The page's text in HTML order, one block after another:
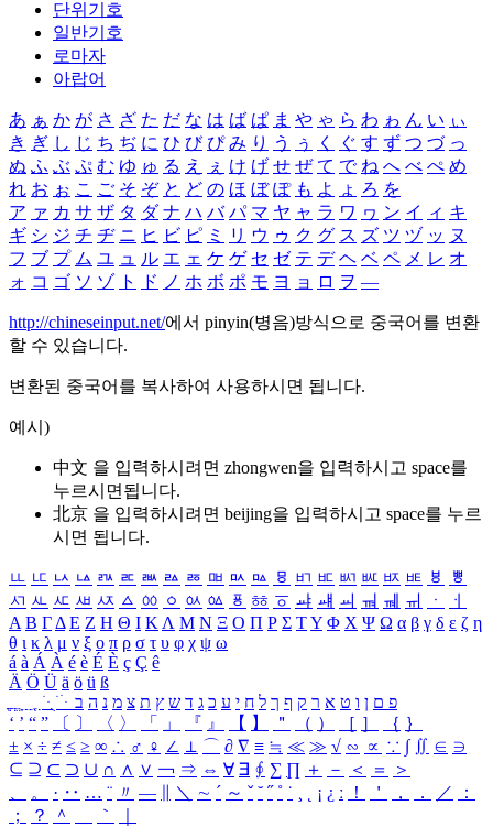
단위기호
일반기호
로마자
아랍어
あ ぁ か が さ ざ た だ な は ば ぱ ま や ゃ ら わ ゎ ん い ぃ
き ぎ し じ ち ぢ に ひ び ぴ み り う ぅ く ぐ す ず つ づ っ
ぬ ふ ぶ ぷ む ゆ ゅ る え ぇ け げ せ ぜ て で ね へ べ ぺ め
れ お ぉ こ ご そ ぞ と ど の ほ ぼ ぽ も よ ょ ろ を
ア ァ カ サ ザ タ ダ ナ ハ バ パ マ ヤ ャ ラ ワ ヮ ン イ ィ キ
ギ シ ジ チ ヂ ニ ヒ ビ ピ ミ リ ウ ゥ ク グ ス ズ ツ ヅ ッ ヌ
フ ブ プ ム ユ ュ ル エ ェ ケ ゲ セ ゼ テ デ ヘ ベ ペ メ レ オ
ォ コ ゴ ソ ゾ ト ド ノ ホ ボ ポ モ ヨ ョ ロ ヲ ―
http://chineseinput.net/에서 pinyin(병음)방식으로 중국어를 변환
할 수 있습니다.
변환된 중국어를 복사하여 사용하시면 됩니다.
예시)
中文 을 입력하시려면 zhongwen을 입력하시고 space를
누르시면됩니다.
北京 을 입력하시려면 beijing을 입력하시고 space를 누르
시면 됩니다.
ㅥ ㅦ ㅧ ㅨ ㅩ ㅪ ㅫ ㅬ ㅭ ㅮ ㅯ ㅰ ㅱ ㅲ ㅳ ㅴ ㅵ ㅶ ㅷ ㅸ
ㅹ
ㅺ ㅻ ㅼ ㅽ ㅾ ㅿ ㆀ ㆁ ㆂ ㆃ ㆄ ㆅ ㆆ ㆇ ㆈ ㆉ ㆊ ㆋ ㆌ ㆍ
ㆎ
Α Β ΓΔ Ε Ζ Η Θ Ι ΚΛ Μ Ν Ξ Ο Π Ρ Σ ΤΥ Φ Χ Ψ Ω α β γ δ ε ζ η
θ ι κ λ μ ν ξ ο π ρ σ τ υ φ χ ψ ω
á à Á À é è É È ç Ç ê
Ä Ö Ü ä ö ü ß
ִֶֹ ֻּ ׁׂ פ ם ן ו ט א ר ק ף ך ל ח י ע כ ג ד ש ץ ת צ מ נ ה ב
‘ ’ “ ” 〔 〕 〈 〉 「 」 『 』 【 】 ＂ （ ） ［ ］ ｛ ｝
± × ÷ ≠ ≤ ≥ ∞ ∴ ♂ ♀ ∠ ⊥ ⌒ ∂ ∇ ≡ ≒ ≪ ≫ √ ∽ ∝ ∵ ∫ ∬ ∈ ∋
⊆ ⊇ ⊂ ⊃ ∪ ∩ ∧ ∨ ￢ ⇒ ⇔ ∀ ∃ ∮ ∑ ∏ ＋ － ＜ ＝
＞
、
。 · ‥ … ¨ 〃 ― ＼ ∼ ´ ～ ˇ ˘ ˝ ˚ ˙ ¸ ¡ ¿ ː ！ ＇ ， ． ／
：
；
？ ＾ ｀